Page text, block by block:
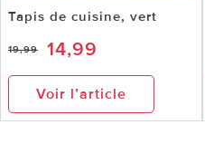
Tapis de cuisine, vert
19,99 14,99
Voir l’article